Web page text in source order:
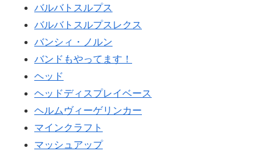
バルバトスルプス
バルバトスルプスレクス
バンシィ・ノルン
バンドもやってます！
ヘッド
ヘッドディスプレイベース
ヘルムヴィーゲリンカー
マインクラフト
マッシュアップ